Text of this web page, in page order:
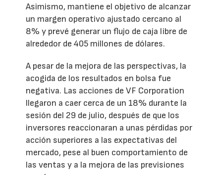
Asimismo, mantiene el objetivo de alcanzar
un margen operativo ajustado cercano al
8% y prevé generar un flujo de caja libre de
alrededor de 405 millones de dólares.
A pesar de la mejora de las perspectivas, la
acogida de los resultados en bolsa fue
negativa. Las acciones de VF Corporation
llegaron a caer cerca de un 18% durante la
sesión del 29 de julio, después de que los
inversores reaccionaran a unas pérdidas por
acción superiores a las expectativas del
mercado, pese al buen comportamiento de
las ventas y a la mejora de las previsiones